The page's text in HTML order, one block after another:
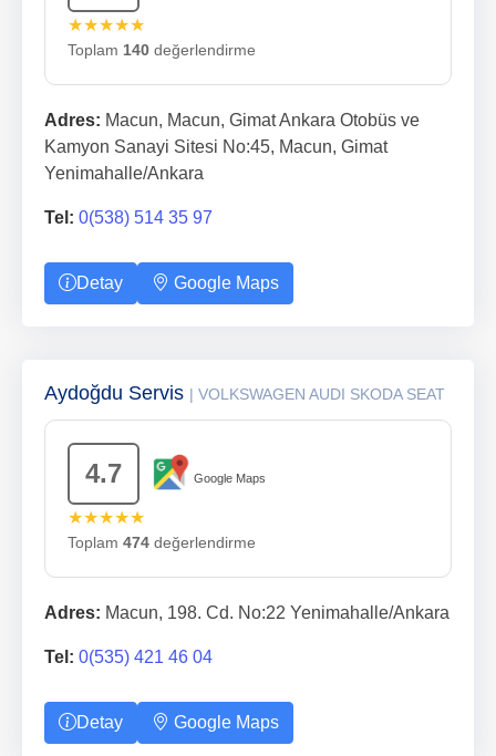
★★★★★
Toplam 140 değerlendirme
Adres: Macun, Macun, Gimat Ankara Otobüs ve
Kamyon Sanayi Sitesi No:45, Macun, Gimat
Yenimahalle/Ankara
Tel: 0(538) 514 35 97
Detay Google Maps
Aydoğdu Servis | VOLKSWAGEN AUDI SKODA SEAT
4.7 Google Maps
★★★★★
Toplam 474 değerlendirme
Adres: Macun, 198. Cd. No:22 Yenimahalle/Ankara
Tel: 0(535) 421 46 04
Detay Google Maps